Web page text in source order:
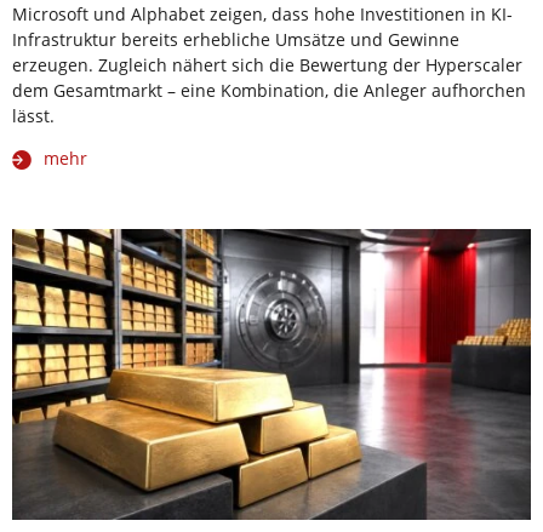
Microsoft und Alphabet zeigen, dass hohe Investitionen in KI-
Infrastruktur bereits erhebliche Umsätze und Gewinne
erzeugen. Zugleich nähert sich die Bewertung der Hyperscaler
dem Gesamtmarkt – eine Kombination, die Anleger aufhorchen
lässt.
mehr